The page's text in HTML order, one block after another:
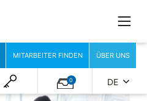
MITARBEITER FINDEN ÜBER UNS
0 DE